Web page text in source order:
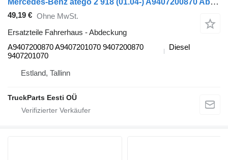
49,19 € Ohne MwSt.
Ersatzteile Fahrerhaus - Abdeckung
A9407200870 A9407201070 9407200870
9407201070
Diesel
Estland, Tallinn
TruckParts Eesti OÜ